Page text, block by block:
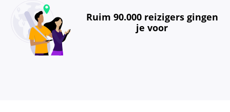
Ruim 90.000 reizigers gingen
je voor